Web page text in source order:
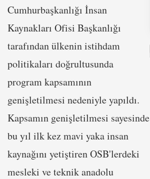
Cumhurbaşkanlığı İnsan
Kaynakları Ofisi Başkanlığı
tarafından ülkenin istihdam
politikaları doğrultusunda
program kapsamının
genişletilmesi nedeniyle yapıldı.
Kapsamın genişletilmesi sayesinde
bu yıl ilk kez mavi yaka insan
kaynağını yetiştiren OSB'lerdeki
mesleki ve teknik anadolu